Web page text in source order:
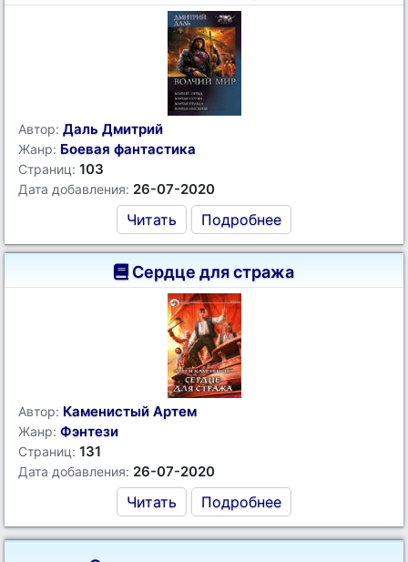
Автор: Даль Дмитрий
Жанр: Боевая фантастика
Страниц: 103
Дата добавления: 26-07-2020
Читать Подробнее
Сердце для стража
Автор: Каменистый Артем
Жанр: Фэнтези
Страниц: 131
Дата добавления: 26-07-2020
Читать Подробнее